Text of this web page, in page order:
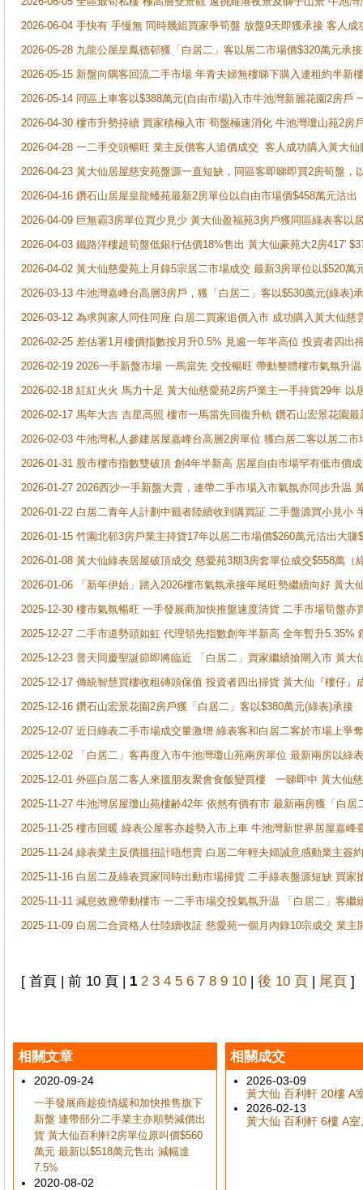
2026-06-04 手快有 手慢無 同時幾組買家爭筍盤 放盤9天即獲承接 客人
2026-05-28 九龍公屋皇鳳德邨獲「白居二」客以居二市場價$320萬元承接
2026-05-15 新盤向隅客回流二手市場 年青夫婦無樓睇下購入連租約半新
2026-05-14 同區上車客以$388萬元(自由市場)入市牛池灣新麗花園2房戶
2026-04-30 樓市升勢持續 買家積極入市 荀盤極速消化 牛池灣瓊山苑2房
2026-04-28 一二手交頭暢旺 業主反價客人追價成交 客人成功購入黃大
2026-04-23 黃大仙居屋慈安苑盤源一直短缺，同區客即睇即買2房筍盤，
2026-04-16 鑽石山居屋皇龍蟠苑最新2房單位以自由市場價$458萬元沽出
2026-04-09 巨無霸3房單位買少見少 黃大仙盈福苑3房戶獲同區綠表客以
2026-04-03 鐵路洋樓超筍盤低銀行估價18%售出 黃大仙豪苑大2房417'
2026-04-02 黃大仙慈愛苑上月錄5宗居二市場成交 最新3房單位以$520萬
2026-03-13 牛池灣嘉峰台高層3房戶，獲「白居二」客以$530萬元(綠表)
2026-03-12 為求與家人同住同座 白居二買家追價入市 成功購入黃大仙
2026-02-25 差估署1月樓價指數按月升0.5% 見逾一年半高位 投資者四
2026-02-19 2026一手新盤市場 一馬當先 交投暢旺 帶動整體樓市氣氛升
2026-02-18 紅紅火火 馬力十足 黃大仙慈愛苑2房戶業主一手持貨29年 以
2026-02-17 馬年大吉 吉星高照 樓市一馬當先回復升軌 鑽石山宏景花園
2026-02-03 牛池灣私人參建居屋嘉峰台高層2房單位 獲白居二客以居二市
2026-01-31 股市樓市指數雙破頂 創4年半新高 居屋自由市場罕有低市價
2026-01-27 2026西沙一手新盤大賣，連帶二手市場入市氣氛亦同步升温
2026-01-22 白居二青年人計劃中籤者陸續收到購買証 二手盤源買小見小
2026-01-15 竹園北邨3房戶業主持貨17年以居二市場價$260萬元沽出大賺
2026-01-08 黃大仙綠表居屋破頂成交 慈愛苑3期3房套單位成交$558萬（
2026-01-06 「新年伊始」踏入2026樓市氣氛承接年尾旺勢繼續向好 黃
2025-12-30 樓市氣氛暢旺 一手發展商加快推盤速度清貨 二手市場筍盤
2025-12-27 二手市道勢頭如虹 代理領先指數創年半新高 全年暫升5.35%
2025-12-23 普天同慶聖誕節即將臨近 「白居二」買家繼續搶閘入市 黃
2025-12-17 傳統智慧買樓收租磚頭保值 投資者四出掃貨 黃大仙『樓仔
2025-12-16 鑽石山宏景花園2房戶獲「白居二」客以$380萬元(綠表)承接
2025-12-07 近日綠表二手市場成交量激增 綠表客和白居二客於市場上
2025-12-02 「白居二」客再度入市牛池灣瓊山苑兩房單位 最新兩房以綠
2025-12-01 外區白居二客人來搵朋友聚會食飯變買樓 一睇即中 黃大仙
2025-11-27 牛池灣居屋瓊山苑樓齢42年 依然有價有市 最新兩房獲「白居
2025-11-25 樓市回暖 綠表公屋客亦趁勢入市上車 牛池灣新世界居屋嘉峰
2025-11-24 綠表業主反價搵扭計唔想賣 白居二年輕夫婦誠意感動業主簽
2025-11-16 白居二及綠表買家同時出動市場掃貨 二手綠表盤源短缺 買
2025-11-11 減息效應帶動樓市 一二手市場交投氣氛升温 「白居二」客
2025-11-09 白居二合資格人仕陸續收証 慈愛苑一個月內錄10宗成交 業
[ 首頁 | 前 10 頁 | 1 2 3 4 5 6 7 8 9 10 | 後 10 頁 | 尾頁 ]
相關文章
2020-09-24
一手發展商趁疫情緩和加快推售旗下
新盤 連帶部分二手業主亦順勢減價出
貨 黃大仙百利軒2房單位原叫價$560
萬元 最新以$518萬元售出 減幅達
7.5%
2020-08-02
相關成交
2026-03-09
黃大仙 百利軒 20樓 A
2026-02-13
黃大仙 百利軒 6樓 A